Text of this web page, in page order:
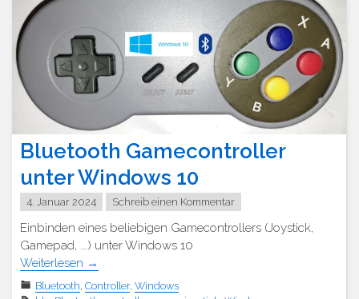
Bluetooth Gamecontroller
unter Windows 10
4. Januar 2024 Schreib einen Kommentar
Einbinden eines beliebigen Gamecontrollers (Joystick,
Gamepad, ….) unter Windows 10
Weiterlesen →
Bluetooth, Controller, Windows